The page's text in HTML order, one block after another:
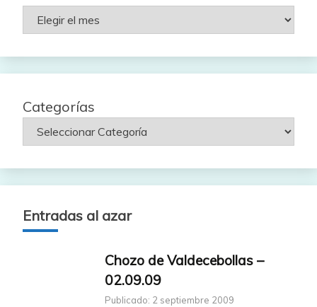
Rutas
Categorías
Entradas al azar
Chozo de Valdecebollas –
02.09.09
Publicado: 2 septiembre 2009